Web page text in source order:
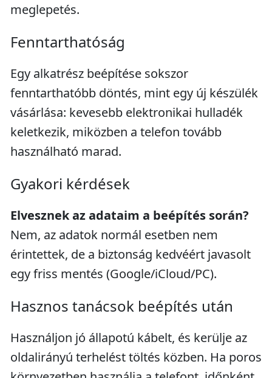
meglepetés.
Fenntarthatóság
Egy alkatrész beépítése sokszor
fenntarthatóbb döntés, mint egy új készülék
vásárlása: kevesebb elektronikai hulladék
keletkezik, miközben a telefon tovább
használható marad.
Gyakori kérdések
Elvesznek az adataim a beépítés során?
Nem, az adatok normál esetben nem
érintettek, de a biztonság kedvéért javasolt
egy friss mentés (Google/iCloud/PC).
Hasznos tanácsok beépítés után
Használjon jó állapotú kábelt, és kerülje az
oldalirányú terhelést töltés közben. Ha poros